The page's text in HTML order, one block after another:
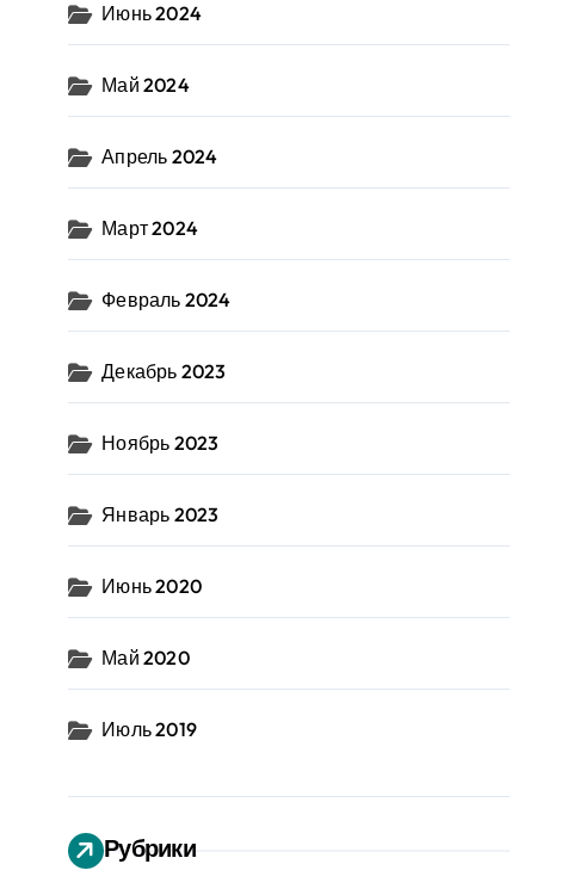
Июнь 2024
Май 2024
Апрель 2024
Март 2024
Февраль 2024
Декабрь 2023
Ноябрь 2023
Январь 2023
Июнь 2020
Май 2020
Июль 2019
Рубрики